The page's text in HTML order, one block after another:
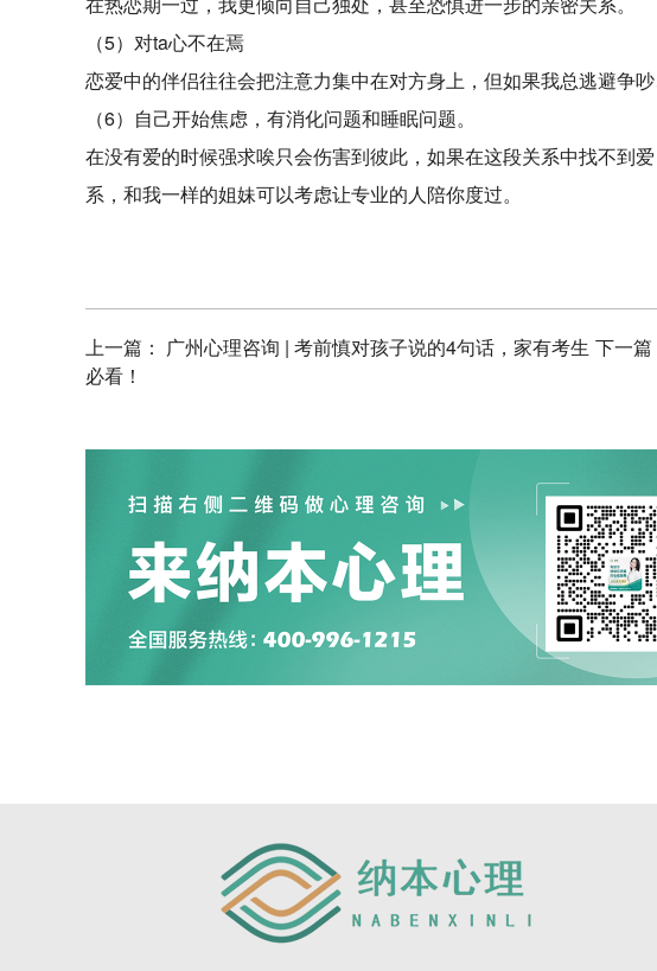
（5）对ta心不在焉
恋爱中的伴侣往往会把注意力集中在对方身上，但如果我总逃避争
（6）自己开始焦虑，有消化问题和睡眠问题。
在没有爱的时候强求唉只会伤害到彼此，如果在这段关系中找不到
系，和我一样的姐妹可以考虑让专业的人陪你度过。
上一篇： 广州心理咨询 | 考前慎对孩子说的4句话，家有考生
必看！
下一篇